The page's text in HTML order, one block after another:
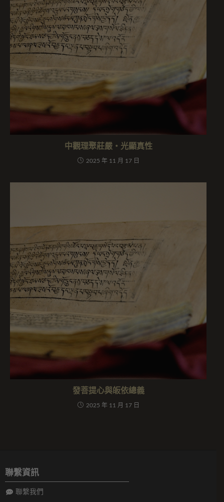
中觀理聚莊嚴・光顯真性
2025 年 11 月 17 日
發菩提心與皈依總義
2025 年 11 月 17 日
聯繫資訊
聯繫我們